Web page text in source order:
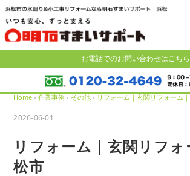
お電話でのお問い合わせはこちら
Home › 作業事例 › その他 › リフォーム｜玄関リフォーム
2026-06-01
リフォーム｜玄関リフ
松市